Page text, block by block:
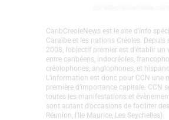
CaribCreoleNews est le site d’info
Caraïbe et les nations Créoles. Depuis
2008, l’objectif premier est d’établir un
entre caribéens, indocréoles,
créolophones, anglophones, et
L’information est donc pour CCN une
première d’importance capitale. CCN
toutes les manifestations et
sont autant d’occasions de faciliter
Réunion, l'Ile Maurice, Les Seychelles)